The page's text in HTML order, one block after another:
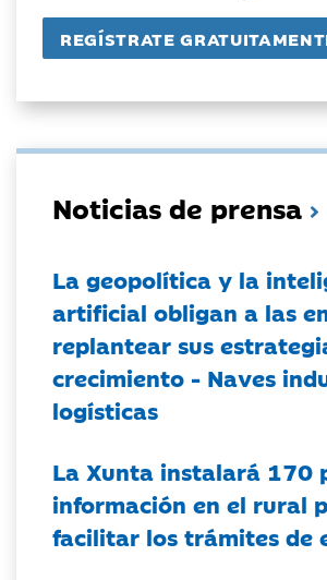
Noticias de prensa
La geopolítica y la
artificial obligan a las
replantear sus
crecimiento - Naves
logísticas
La Xunta instalará 170
información en el rural
facilitar los trámites de